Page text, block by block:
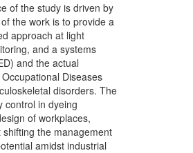
of the study is driven by
the work is to provide a
approach at light
and a systems
and the actual
Diseases
disorders. The
control in dyeing
of workplaces,
the management
amidst industrial